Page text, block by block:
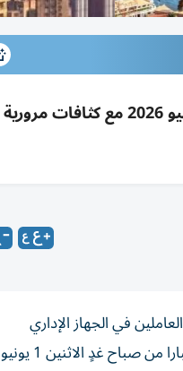
انتهاء إجازة الأضحى بمصر الأحد 31 مايو بعد 6 أيام، واستئناف العمل والبنوك الاثنين 1 يونيو 2026 مع كثافات مرورية
في الجهاز الإداري
للدولة والقطاع الخاص والبنوك، لتبدأ مختلف الجهات الحكومية والخدمية استعداداتها لاستئناف العمل اعتبارا من صباح غدٍ الاثنين 1 يونيو